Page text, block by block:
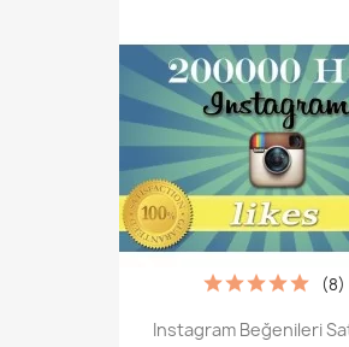
Instagram Beğenileri
(8)